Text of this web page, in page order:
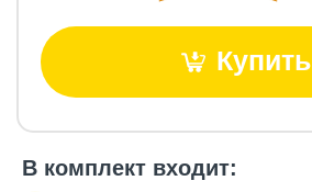
Купить
В комплект входит: